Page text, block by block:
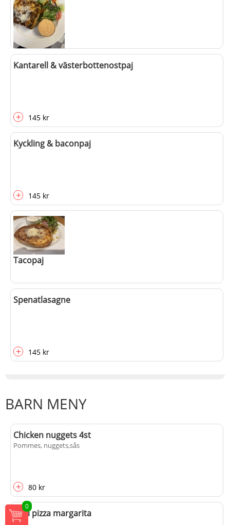
0
Lasagne
Kantarell & västerbottenostpaj
+ 145 kr
Kyckling & baconpaj
+ 145 kr
Tacopaj
Spenatlasagne
+ 145 kr
BARN MENY
Chicken nuggets 4st
Pommes, nuggets,sås
+ 80 kr
Mini pizza margarita